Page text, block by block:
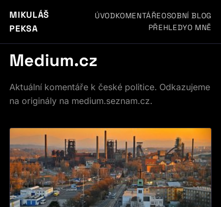
MIKULÁŠ
PEKSA
ÚVODKOMENTÁŘEOSOBNÍ BLOG
PŘEHLEDYO MNĚ
Medium.cz
Aktuální komentáře k české politice. Odkazujeme
na originály na medium.seznam.cz.